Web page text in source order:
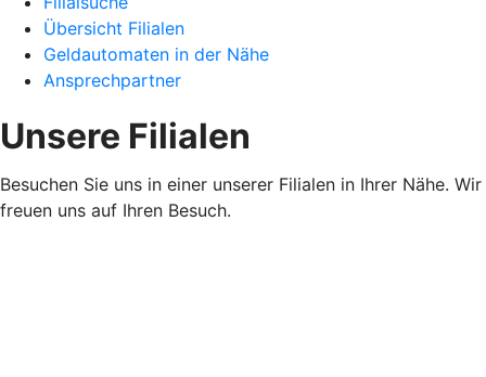
Übersicht Filialen
Geldautomaten in der Nähe
Ansprechpartner
Unsere Filialen
Besuchen Sie uns in einer unserer Filialen in Ihrer Nähe. Wir
freuen uns auf Ihren Besuch.